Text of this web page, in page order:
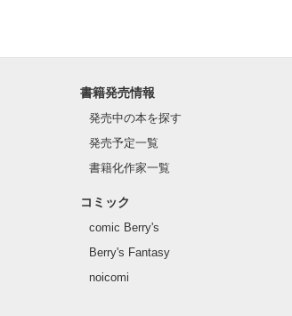
書籍発売情報
発売中の本を探す
発売予定一覧
書籍化作家一覧
コミック
comic Berry's
Berry's Fantasy
noicomi